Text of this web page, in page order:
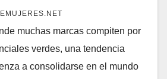
muchas marcas compiten por
verdes, una tendencia
a consolidarse en el mundo